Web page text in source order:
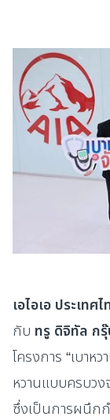
เอไอเอ ประเทศไ
กับ ทรู ดิจิทัล ก
โครงการ “เบาห
หวานแบบครบว
ซึ่งเป็นการผนึก